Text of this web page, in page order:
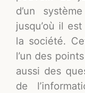
d’un
jusqu’où il
la société.
l’un des
aussi des
de